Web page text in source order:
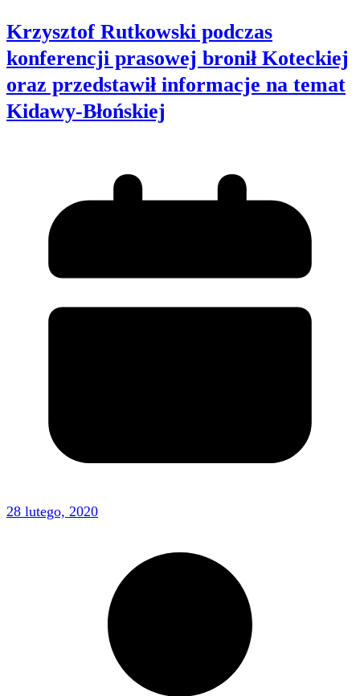
Krzysztof Rutkowski podczas
konferencji prasowej bronił Koteckiej
oraz przedstawił informacje na temat
Kidawy-Błońskiej
28 lutego, 2020